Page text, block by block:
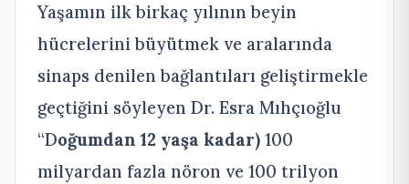
Yaşamın ilk birkaç yılının beyin
hücrelerini büyütmek ve aralarında
sinaps denilen bağlantıları geliştirmekle
geçtiğini söyleyen Dr. Esra Mıhçıoğlu
“Doğumdan 12 yaşa kadar) 100
milyardan fazla nöron ve 100 trilyon